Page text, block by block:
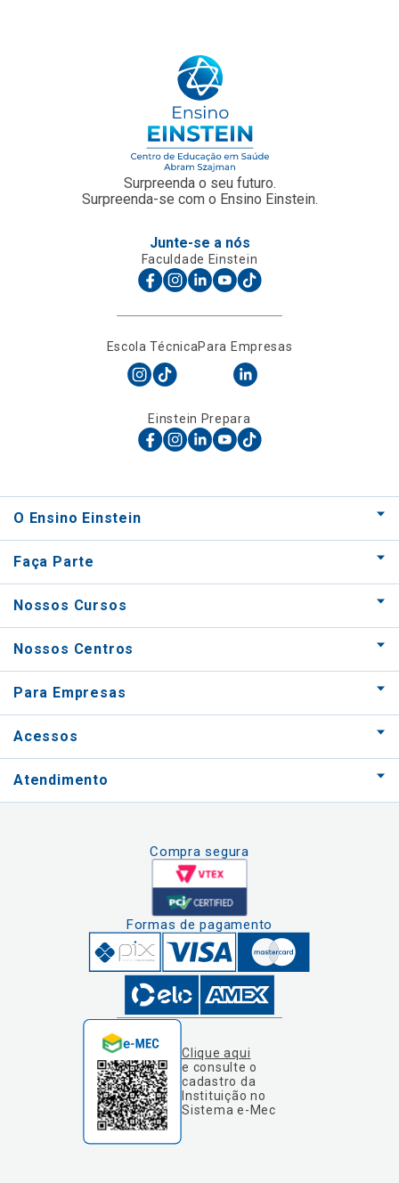
Surpreenda o seu futuro.
Surpreenda-se com o Ensino Einstein.
Junte-se a nós
Faculdade Einstein
Escola TécnicaPara Empresas
Einstein Prepara
O Ensino Einstein
Faça Parte
Nossos Cursos
Nossos Centros
Para Empresas
Acessos
Atendimento
Compra segura
Formas de pagamento
Clique aqui
e consulte o
cadastro da
Instituição no
Sistema e-Mec